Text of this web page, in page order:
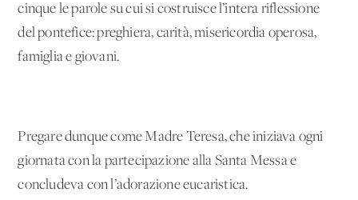
cinque le parole su cui si costruisce l’intera riflessione
del pontefice: preghiera, carità, misericordia operosa,
famiglia e giovani.
Pregare dunque come Madre Teresa, che iniziava ogni
giornata con la partecipazione alla Santa Messa e
concludeva con l’adorazione eucaristica.